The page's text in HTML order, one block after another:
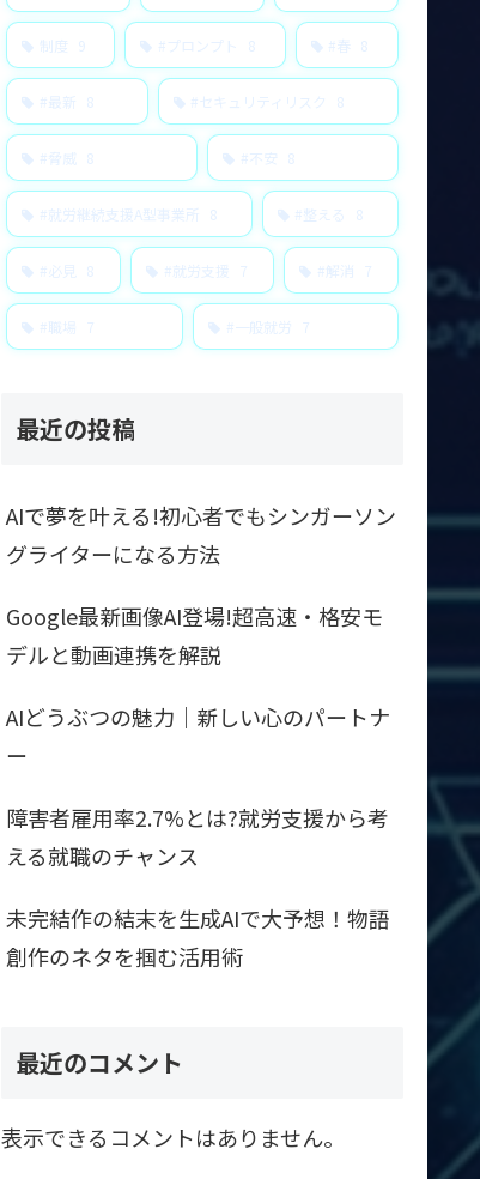
制度 9 #プロンプト 8 #春 8
#最新 8 #セキュリティリスク 8
#脅威 8 #不安 8
#就労継続支援A型事業所 8 #整える 8
#必見 8 #就労支援 7 #解消 7
#職場 7 #一般就労 7
最近の投稿
AIで夢を叶える!初心者でもシンガーソン
グライターになる方法
Google最新画像AI登場!超高速・格安モ
デルと動画連携を解説
AIどうぶつの魅力｜新しい心のパートナ
ー
障害者雇用率2.7%とは?就労支援から考
える就職のチャンス
未完結作の結末を生成AIで大予想！物語
創作のネタを掴む活用術
最近のコメント
表示できるコメントはありません。